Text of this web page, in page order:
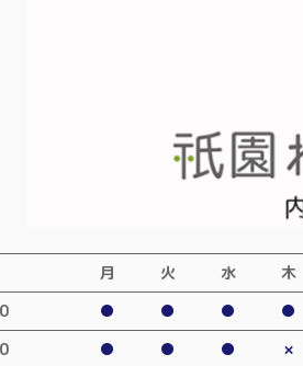
月 火 水 木
● ● ● ●
● ● ● ×